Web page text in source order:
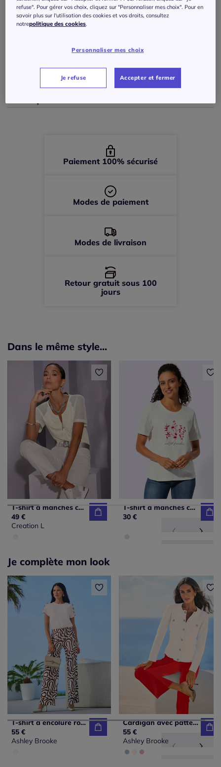
38 -En stock
En stock
J'ajoute au panier
*Dans la limite des stocks disponibles
Caractéristiques
Paiement 100% sécurisé
Modes de paiement
Modes de livraison
Retour gratuit sous 100
jours
Dans le même style...
T-shirt à manches courtes avec dentelle et imprimé résille
49 €
Creation L
T-shirt à manches courtes en coton avec encolure ronde et imprimé floral
30 €
Je complète mon look
T-shirt à encolure ronde et manches courtes avec boutons décoratifs
55 €
Ashley Brooke
Cardigan avec patte de boutonnage et bords-côtes doux
55 €
Ashley Brooke
refuse". Pour gérer vos choix, cliquez sur "Personnaliser mes choix". Pour en
savoir plus sur l'utilisation des cookies et vos droits, consultez
notrepolitique des cookies
Personnaliser mes choix
Je refuse Accepter et fermer